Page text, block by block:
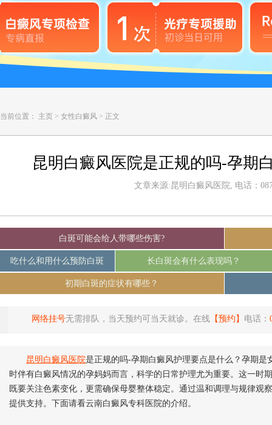
当前位置： 主页 > 女性白癜风 > 正文
昆明白癜风医院是正规的吗-孕期
文章来源:昆明白癜风医院, 电话：
白斑可能会给人带哪些伤害?
吃什么和用什么预防白斑 长白斑会有什么表现吗？
初期白斑的症状有哪些？
网络挂号无需排队，当天预约可当天就诊。在线 【预约】 电话：
昆明白癜风医院是正规的吗-孕期白癜风护理要点是什么？孕期
时伴有白癜风情况的孕妈妈而言，科学的日常护理尤为重要。这一时
既要关注色素变化，更需确保母婴整体稳定。通过温和调理与规律观
提供支持。下面请看云南白癜风专科医院的介绍。